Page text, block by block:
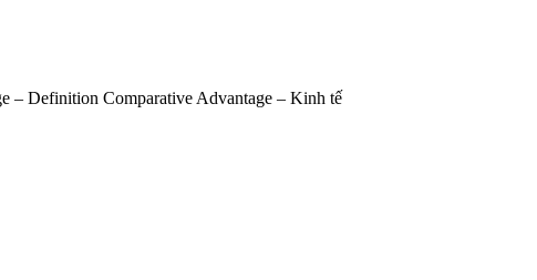
– Definition Comparative Advantage – Kinh tế